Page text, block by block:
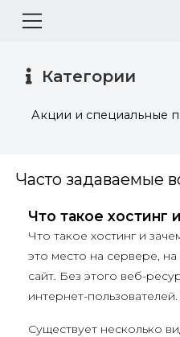
Категории
Часто задаваемые
Что такое хостинг
Что такое хостинг и
это место на сервере,
сайт. Без этого веб-
интернет-пользователей.
Существует несколько